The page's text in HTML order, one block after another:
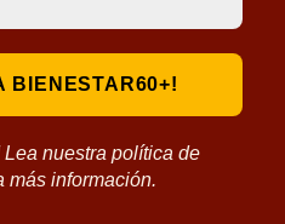
Lea nuestra política de
más información.